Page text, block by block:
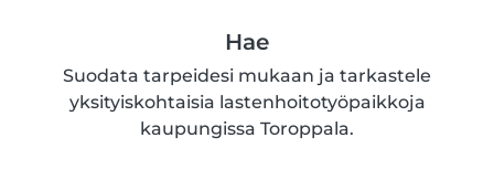
Hae
Suodata tarpeidesi mukaan ja tarkastele
yksityiskohtaisia lastenhoitotyöpaikkoja
kaupungissa Toroppala.